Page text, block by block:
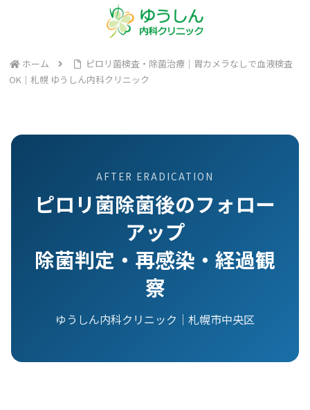
ホーム
ピロリ菌検査・除菌治療｜胃カメラなしで血液検査
OK｜札幌 ゆうしん内科クリニック
AFTER ERADICATION
ピロリ菌除菌後のフォロー
アップ
除菌判定・再感染・経過観
察
ゆうしん内科クリニック｜札幌市中央区